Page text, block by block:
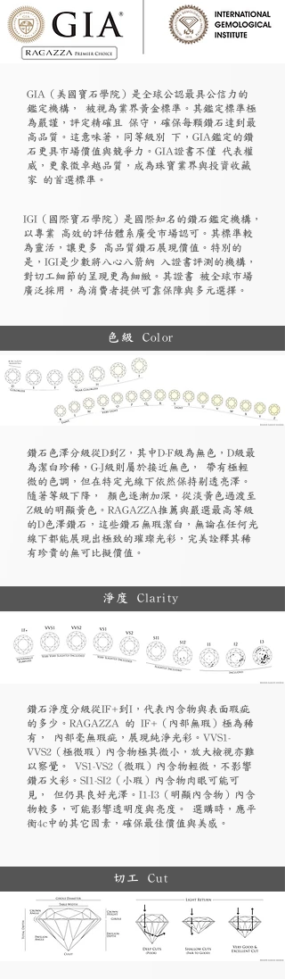
GIA（美國寶石學院）是全球公認最具公信力的
鑑定機構， 被視為業界黃金標準。其鑑定標準極
為嚴謹，評定精確且 保守，確保每顆鑽石達到最
高品質。這意味著，同等級別 下，GIA鑑定的鑽
石更具市場價值與競爭力。GIA證書不僅 代表權
威，更象徵卓越品質，成為珠寶業界與投資收藏
家 的首選標準。
​IGI（國際寶石學院）是國際知名的鑽石鑑定機構，
以專業 高效的評估體系廣受市場認可。其標準較
為靈活，讓更多 高品質鑽石展現價值。特別的
是，IGI是少數將八心八箭納 入證書評測的機構，
對切工細節的呈現更為細緻。其證書 被全球市場
廣泛採用，為消費者提供可靠保障與多元選擇。
色級 Color
鑽石色澤分級從D到Z，其中D-F級為無色，D級最
為潔白珍稀，G-J級則屬於接近無色， 帶有極輕
微的色調，但在特定光線下依然保持剔透亮澤。
隨著等級下降， 顏色逐漸加深，從淡黃色過渡至
Z級的明顯黃色。RAGAZZA推薦與嚴選最高等級
的D色澤鑽石，這些鑽石無瑕潔白，無論在任何光
線下都能展現出極致的璀璨光彩，完美詮釋其稀
有珍貴的無可比擬價值。
淨度 Clarity
鑽石淨度分級從IF+到I，代表內含物與表面瑕疵
的多少。RAGAZZA 的 IF+（內部無瑕）極為稀
有， 內部毫無瑕疵，展現純淨光彩。VVS1-
VVS2（極微瑕）內含物極其微小，放大檢視亦難
以察覺。 VS1-VS2（微瑕）內含物輕微，不影響
鑽石火彩。SI1-SI2（小瑕）內含物肉眼可能可
見， 但仍具良好光澤。I1-I3（明顯內含物）內含
物較多，可能影響透明度與亮度。 選購時，應平
衡4c中的其它因素，確保最佳價值與美感。
切工 Cut